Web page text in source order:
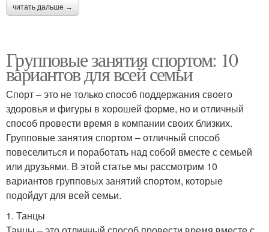
читать дальше →
Групповые занятия спортом: 10
вариантов для всей семьи
Спорт – это не только способ поддержания своего
здоровья и фигуры в хорошей форме, но и отличный
способ провести время в компании своих близких.
Групповые занятия спортом – отличный способ
повеселиться и поработать над собой вместе с семьей
или друзьями. В этой статье мы рассмотрим 10
вариантов групповых занятий спортом, которые
подойдут для всей семьи.
1. Танцы